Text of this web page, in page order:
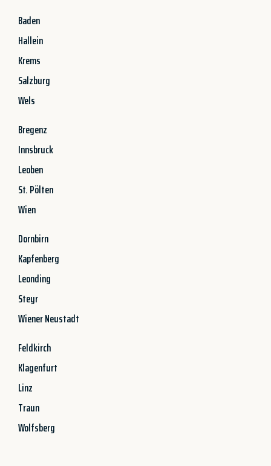
Baden
Hallein
Krems
Salzburg
Wels
Bregenz
Innsbruck
Leoben
St. Pölten
Wien
Dornbirn
Kapfenberg
Leonding
Steyr
Wiener Neustadt
Feldkirch
Klagenfurt
Linz
Traun
Wolfsberg